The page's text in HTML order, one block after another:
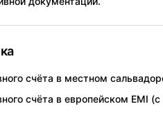
счёта в местном
счёта в европейском EMI